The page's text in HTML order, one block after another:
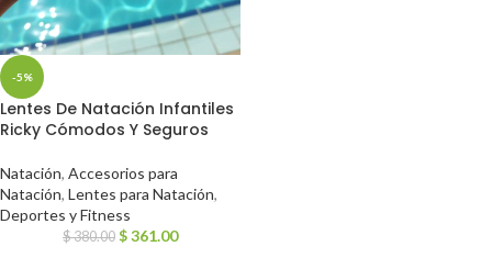
-5%
Lentes De Natación Infantiles
Ricky Cómodos Y Seguros
Natación, Accesorios para
Natación, Lentes para Natación,
Deportes y Fitness
$380.00 $361.00